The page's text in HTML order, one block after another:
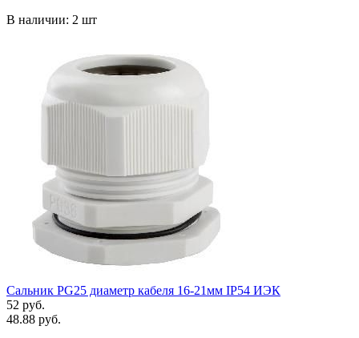
В наличии: 2 шт
Сальник PG25 диаметр кабеля 16-21мм IP54 ИЭК
52 руб.
48.88 руб.